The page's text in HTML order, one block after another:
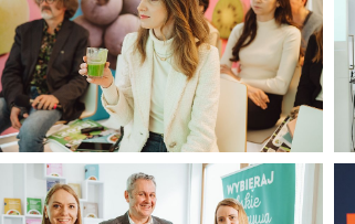
329 KB
CORE TEAM Konferencja luty 2025
(35).jpg